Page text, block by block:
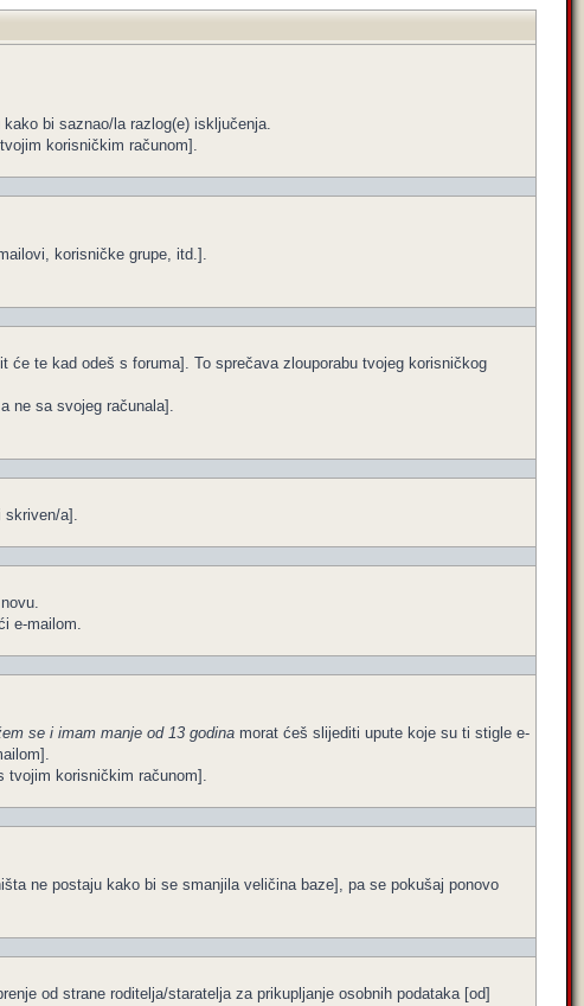
bi saznao/la razlog(e) isključenja.
korisničkim računom].
korisničke grupe, itd.].
te kad odeš s foruma]. To sprečava zlouporabu tvojeg korisničkog
ne sa svojeg računala].
skriven/a].
e-mailom.
se i imam manje od 13 godina morat ćeš slijediti upute koje su ti stigle e-
tvojim korisničkim računom].
ne postaju kako bi se smanjila veličina baze], pa se pokušaj ponovo
od strane roditelja/staratelja za prikupljanje osobnih podataka [od]